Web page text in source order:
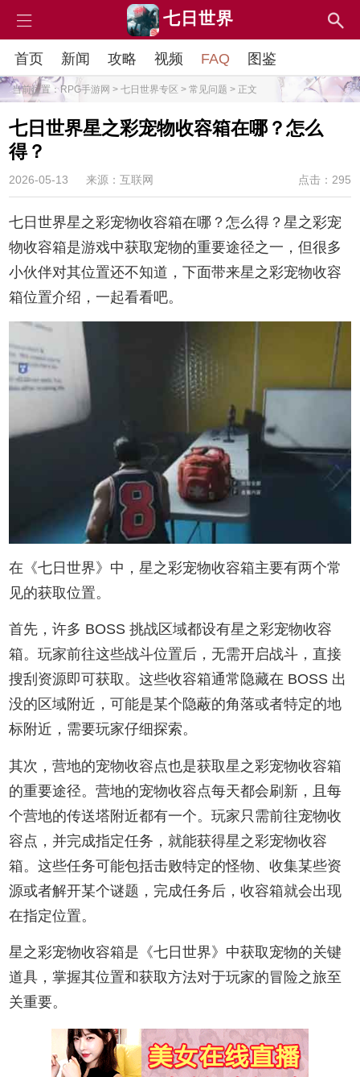
七日世界
首页 新闻 攻略 视频 FAQ 图鉴
当前位置：RPG手游网 > 七日世界专区 > 常见问题 > 正文
七日世界星之彩宠物收容箱在哪？怎么
得？
2026-05-13 来源：互联网 点击：295
七日世界星之彩宠物收容箱在哪？怎么得？星之彩宠
物收容箱是游戏中获取宠物的重要途径之一，但很多
小伙伴对其位置还不知道，下面带来星之彩宠物收容
箱位置介绍，一起看看吧。
在《七日世界》中，星之彩宠物收容箱主要有两个常
见的获取位置。
首先，许多 BOSS 挑战区域都设有星之彩宠物收容
箱。玩家前往这些战斗位置后，无需开启战斗，直接
搜刮资源即可获取。这些收容箱通常隐藏在 BOSS 出
没的区域附近，可能是某个隐蔽的角落或者特定的地
标附近，需要玩家仔细探索。
其次，营地的宠物收容点也是获取星之彩宠物收容箱
的重要途径。营地的宠物收容点每天都会刷新，且每
个营地的传送塔附近都有一个。玩家只需前往宠物收
容点，并完成指定任务，就能获得星之彩宠物收容
箱。这些任务可能包括击败特定的怪物、收集某些资
源或者解开某个谜题，完成任务后，收容箱就会出现
在指定位置。
星之彩宠物收容箱是《七日世界》中获取宠物的关键
道具，掌握其位置和获取方法对于玩家的冒险之旅至
关重要。